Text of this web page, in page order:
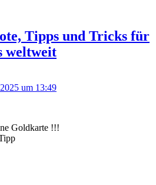
Tipps und Tricks für
weltweit
um 13:49
Goldkarte !!!